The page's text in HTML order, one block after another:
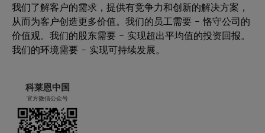
我们了解客户的需求，提供有竞争力和创新的解决方案，
从而为客户创造更多价值。我们的员工需要 – 恪守公司的
价值观。我们的股东需要 – 实现超出平均值的投资回报。
我们的环境需要 – 实现可持续发展。
科莱恩中国
官方微信公众号